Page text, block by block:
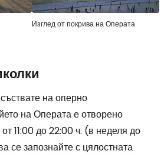
Изглед от покрива на Операта
на оперно
на Операта е отворено
11:00 до 22:00 ч. (в неделя до
се запознайте с цялостната